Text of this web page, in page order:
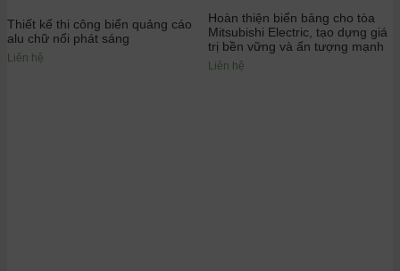
Thiết kế thi công biển quảng cáo
alu chữ nổi phát sáng
Liên hệ
Hoàn thiện biển bảng cho tòa
Mitsubishi Electric, tạo dựng giá
trị bền vững và ấn tượng mạnh
Liên hệ